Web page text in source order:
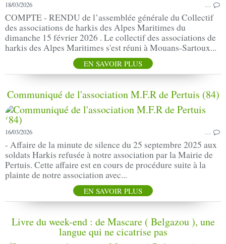
18/03/2026 …
COMPTE - RENDU de l’assemblée générale du Collectif
des associations de harkis des Alpes Maritimes du
dimanche 15 février 2026 . Le collectif des associations de
harkis des Alpes Maritimes s'est réuni à Mouans-Sartoux...
EN SAVOIR PLUS
Communiqué de l'association M.F.R de Pertuis (84)
16/03/2026 …
- Affaire de la minute de silence du 25 septembre 2025 aux
soldats Harkis refusée à notre association par la Mairie de
Pertuis. Cette affaire est en cours de procédure suite à la
plainte de notre association avec...
EN SAVOIR PLUS
Livre du week-end : de Mascare ( Belgazou ), une
langue qui ne cicatrise pas